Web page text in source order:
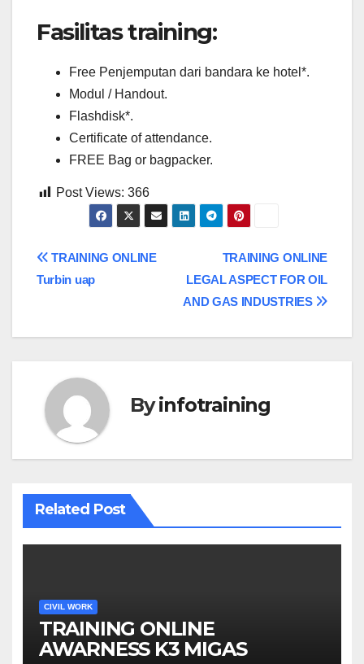
Fasilitas training:
Free Penjemputan dari bandara ke hotel*.
Modul / Handout.
Flashdisk*.
Certificate of attendance.
FREE Bag or bagpacker.
Post Views: 366
Post
navigation
TRAINING ONLINE
LEGAL ASPECT FOR OIL
AND GAS INDUSTRIES
TRAINING ONLINE
Turbin uap
Byinfotraining
Related Post
CIVIL WORK
TRAINING ONLINE
AWARNESS K3 MIGAS